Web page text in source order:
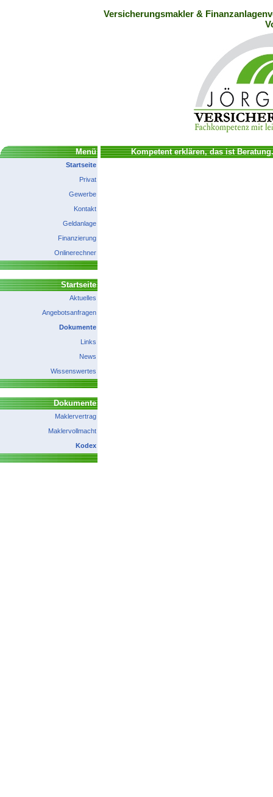
Versicherungsmakler &
Menü
Startseite
Privat
Gewerbe
Kontakt
Geldanlage
Finanzierung
Onlinerechner
Startseite
Aktuelles
Angebotsanfragen
Dokumente
Links
News
Wissenswertes
Dokumente
Maklervertrag
Maklervollmacht
Kodex
Kompetent erklären, das ist